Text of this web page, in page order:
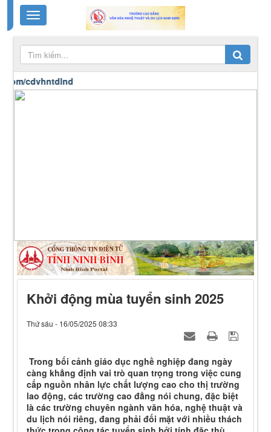
Khởi động mùa tuyển sinh 2025
Thứ sáu - 16/05/2025 08:33
Trong bối cảnh giáo dục nghề nghiệp đang ngày
càng khẳng định vai trò quan trọng trong việc cung
cấp nguồn nhân lực chất lượng cao cho thị trường
lao động, các trường cao đẳng nói chung, đặc biệt
là các trường chuyên ngành văn hóa, nghệ thuật và
du lịch nói riêng, đang phải đối mặt với nhiều thách